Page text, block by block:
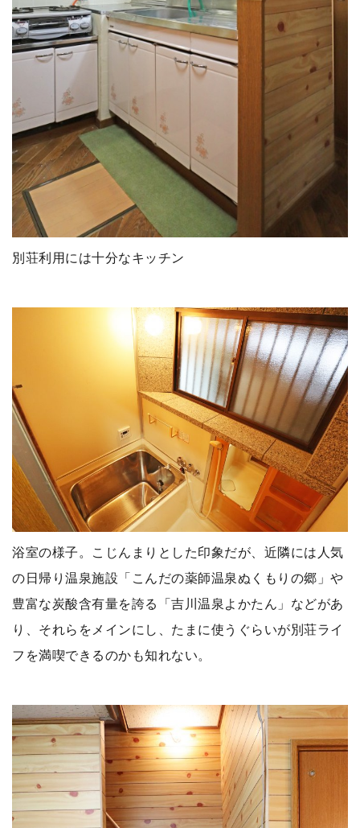
別荘利用には十分なキッチン
浴室の様子。こじんまりとした印象だが、近隣には人気
の日帰り温泉施設「こんだの薬師温泉ぬくもりの郷」や
豊富な炭酸含有量を誇る「吉川温泉よかたん」などがあ
り、それらをメインにし、たまに使うぐらいが別荘ライ
フを満喫できるのかも知れない。